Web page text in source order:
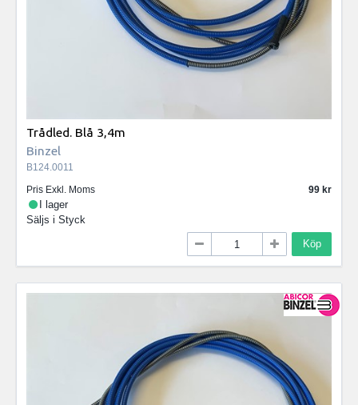
Trådled. Blå 3,4m
Binzel
B124.0011
Pris Exkl. Moms
99
I lager
Säljs i Styck
Köp